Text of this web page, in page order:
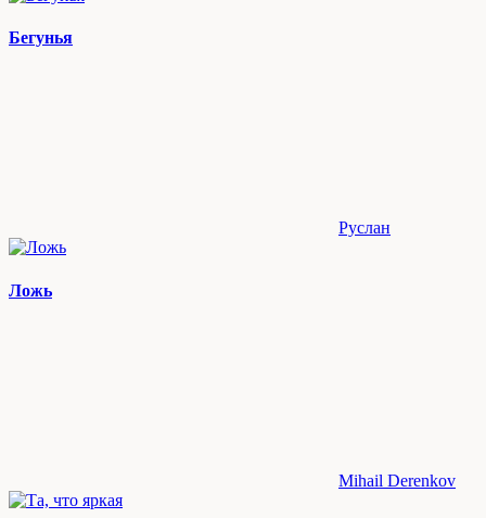
Бегунья
Руслан
Ложь
Mihail Derenkov